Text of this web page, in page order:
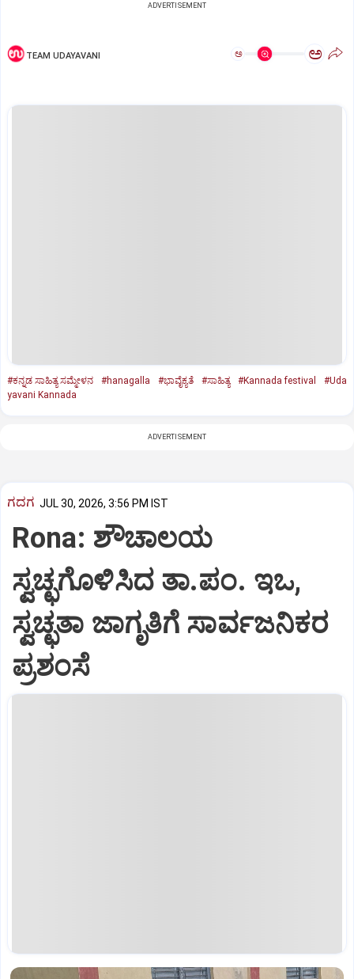
ADVERTISEMENT
TEAM UDAYAVANI ಅ ಅ
#ಕನ್ನಡ ಸಾಹಿತ್ಯ ಸಮ್ಮೇಳನ #hanagalla #ಭಾವೈಕ್ಯತೆ #ಸಾಹಿತ್ಯ #Kannada festival
#Uda
yavani Kannada
ADVERTISEMENT
ಗದಗ JUL 30, 2026, 3:56 PM IST
Rona: ಶೌಚಾಲಯ
ಸ್ವಚ್ಛಗೊಳಿಸಿದ ತಾ.ಪಂ. ಇಒ,
ಸ್ವಚ್ಛತಾ ಜಾಗೃತಿಗೆ ಸಾರ್ವಜನಿಕರ
ಪ್ರಶಂಸೆ